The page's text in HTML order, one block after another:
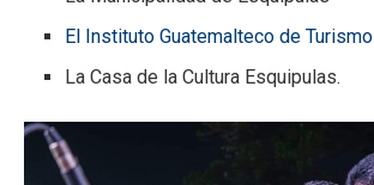
El Instituto Guatemalteco de Turismo
La Casa de la Cultura Esquipulas.